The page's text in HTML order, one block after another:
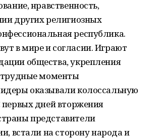
нравственность,
других религиозных
республика.
в мире и согласии. Играют
общества, укрепления
трудные моменты
оказывали колоссальную
первых дней вторжения
представители
встали на сторону народа и